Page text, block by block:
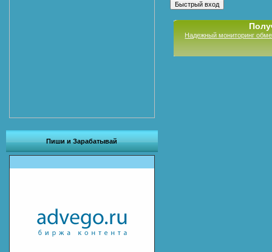
Пиши и Зарабатывай
Надежный мониторинг